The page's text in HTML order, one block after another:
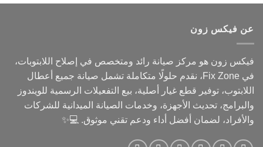
الأشكال
لهذا
اختيار
الخيارات
على
صفحة
المنتج
عن فيكس زون
فيكس زون هو مركز صيانة رائد ومتخصص في إصلاح اللابتوبات،
في Fix Zone، نقدم حلولًا متكاملة تشمل صيانة جميع أعطال
اللابتوب، توفير قطع غيار أصلية، بيع التفعيلات الرسمية للويندوز
والبرامج، تحديث الأجهزة، وخدمات الصيانة الميدانية للشركات
والأفراد، لضمان أفضل أداء ودعم تقني موثوق. 💻✨